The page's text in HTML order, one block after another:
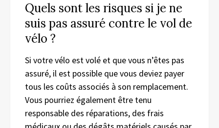
Quels sont les risques si je ne
suis pas assuré contre le vol de
vélo ?
Si votre vélo est volé et que vous n’êtes pas
assuré, il est possible que vous deviez payer
tous les coûts associés à son remplacement.
Vous pourriez également être tenu
responsable des réparations, des frais